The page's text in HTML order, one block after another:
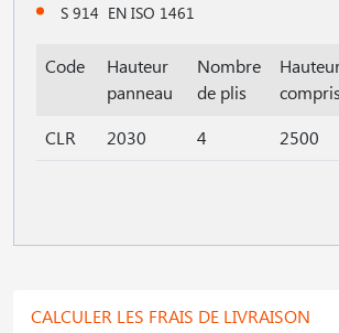
S 914 EN ISO 1461
Code
Hauteur
panneau
Nombre
de plis
CLR
2030 4 2500
CALCULER LES FRAIS DE LIVRAISON